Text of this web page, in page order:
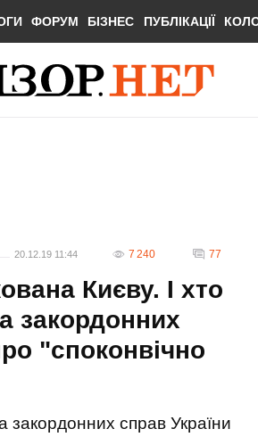
ФОРУМ БІЗНЕС ПУБЛІКАЦІЇ
20.12.19 11:44 7 240 77
Києву. І хто
закордонних
"споконвічно
закордонних справ України